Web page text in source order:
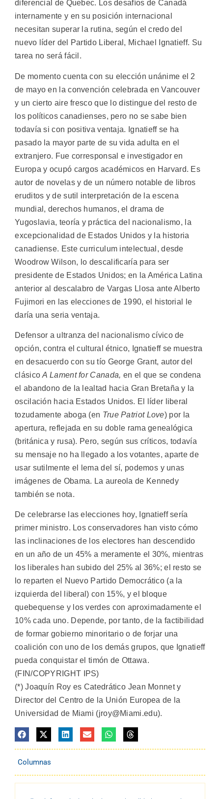
diferencial de Quebec. Los desafíos de Canadá
internamente y en su posición internacional
necesitan superar la rutina, según el credo del
nuevo líder del Partido Liberal, Michael Ignatieff. Su
tarea no será fácil.
De momento cuenta con su elección unánime el 2
de mayo en la convención celebrada en Vancouver
y un cierto aire fresco que lo distingue del resto de
los políticos canadienses, pero no se sabe bien
todavía si con positiva ventaja. Ignatieff se ha
pasado la mayor parte de su vida adulta en el
extranjero. Fue corresponsal e investigador en
Europa y ocupó cargos académicos en Harvard. Es
autor de novelas y de un número notable de libros
eruditos y de sutil interpretación de la escena
mundial, derechos humanos, el drama de
Yugoslavia, teoría y práctica del nacionalismo, la
excepcionalidad de Estados Unidos y la historia
canadiense. Este curriculum intelectual, desde
Woodrow Wilson, lo descalificaría para ser
presidente de Estados Unidos; en la América Latina
anterior al descalabro de Vargas Llosa ante Alberto
Fujimori en las elecciones de 1990, el historial le
daría una seria ventaja.
Defensor a ultranza del nacionalismo cívico de
opción, contra el cultural étnico, Ignatieff se muestra
en desacuerdo con su tío George Grant, autor del
clásicoA Lament for Canada, en el que se condena
el abandono de la lealtad hacia Gran Bretaña y la
oscilación hacia Estados Unidos. El líder liberal
tozudamente aboga (en True Patriot Love) por la
apertura, reflejada en su doble rama genealógica
(británica y rusa). Pero, según sus críticos, todavía
su mensaje no ha llegado a los votantes, aparte de
usar sutilmente el lema del sí, podemos y unas
imágenes de Obama. La aureola de Kennedy
también se nota.
De celebrarse las elecciones hoy, Ignatieff sería
primer ministro. Los conservadores han visto cómo
las inclinaciones de los electores han descendido
en un año de un 45% a meramente el 30%, mientras
los liberales han subido del 25% al 36%; el resto se
lo reparten el Nuevo Partido Democrático (a la
izquierda del liberal) con 15%, y el bloque
quebequense y los verdes con aproximadamente el
10% cada uno. Depende, por tanto, de la factibilidad
de formar gobierno minoritario o de forjar una
coalición con uno de los demás grupos, que Ignatieff
pueda conquistar el timón de Ottawa.
(FIN/COPYRIGHT IPS)
(*) Joaquín Roy es Catedrático Jean Monnet y
Director del Centro de la Unión Europea de la
Universidad de Miami (jroy@Miami.edu).
Columnas